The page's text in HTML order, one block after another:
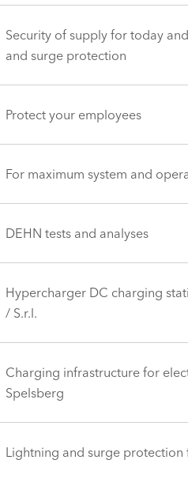
Security of supply for today
and surge protection
Protect your employees
For maximum system and
DEHN tests and analyses
Hypercharger DC charging
/ S.r.l.
Charging infrastructure for
Spelsberg
Lightning and surge